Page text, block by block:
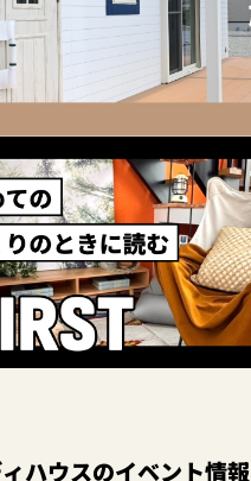
ハウスのイベント情報